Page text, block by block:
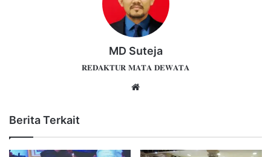
MD Suteja
𝐑𝐄𝐃𝐀𝐊𝐓𝐔𝐑 𝐌𝐀𝐓𝐀 𝐃𝐄𝐖𝐀𝐓𝐀
Berita Terkait